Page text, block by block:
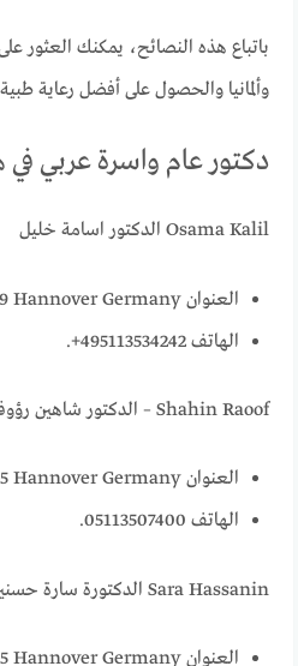
باتباع هذه النصائح، يمكنك العثور
وألمانيا والحصول على أفضل رعاية
دكتور عام واسرة عربي في
Osama Kalil الدكتور اسامة خليل
العنوان DeisterstraBe 11 30449 Hannover Germany.
الهاتف 495113534242+.
Shahin Raoof – الدكتور شاهين رؤوف
العنوان OmptedstraBe 8 30165 Hannover Germany.
الهاتف 05113507400.
Sara Hassanin الدكتورة سارة حسنين
العنوان Schaperpl 1 30625 Hannover Germany.